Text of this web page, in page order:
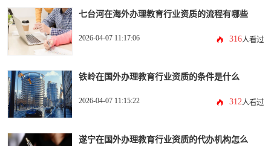
七台河在海外办理教育行业资质的流程有哪些
2026-04-07 11:17:06 316人看过
铁岭在国外办理教育行业资质的条件是什么
2026-04-07 11:15:22 312人看过
遂宁在国外办理教育行业资质的代办机构怎么